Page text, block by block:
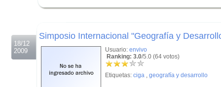
18/12
2009
Simposio Internacional "Geografía y
Usuario: envivo
Ranking: 3.0/5.0 (64 votos)
Etiquetas: ciga , geografía y desarrollo